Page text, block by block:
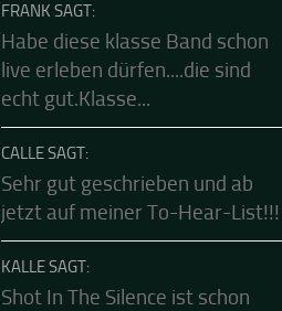
FRANK SAGT:
Habe diese klasse Band schon
live erleben dürfen....die sind
echt gut.Klasse...
CALLE SAGT:
Sehr gut geschrieben und ab
jetzt auf meiner To-Hear-List!!!
KALLE SAGT: